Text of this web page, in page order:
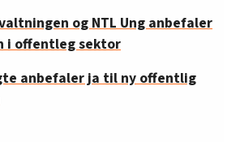
og NTL Ung anbefaler
i offentleg sektor
anbefaler ja til ny offentlig